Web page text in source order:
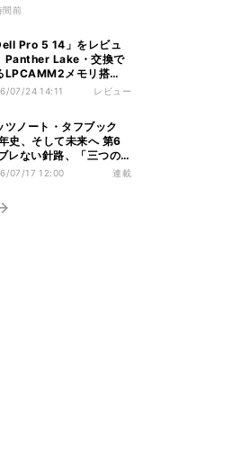
間前
Pro 5 14」をレビュ
Panther Lake・交換で
LPCAMM2メモリ搭
約20時間駆動のビジネ
07/24 14:11 レビュー
ツノート・タフブック
史、そして未来へ 第6
レない針路、「三つの
でシン・レッツノートの
07/17 12:00 連載